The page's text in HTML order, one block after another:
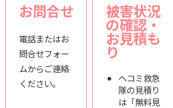
お問合せ
電話またはお
問合せフォー
ムからご連絡
ください。
被害状況
の確認・
お見積も
り
ヘコミ救急
隊の見積り
は「無料見